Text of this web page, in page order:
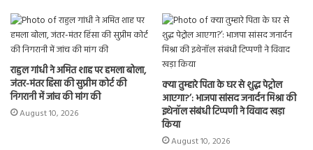
राहुल गांधी ने अमित शाह पर हमला बोला,
जंतर-मंतर हिंसा की सुप्रीम कोर्ट की
निगरानी में जांच की मांग की
August 10, 2026
क्या तुम्हारे पिता के घर से शुद्ध पेट्रोल
आएगा?’: भाजपा सांसद जनार्दन मिश्रा की
इथेनॉल संबंधी टिप्पणी ने विवाद खड़ा
किया
August 10, 2026